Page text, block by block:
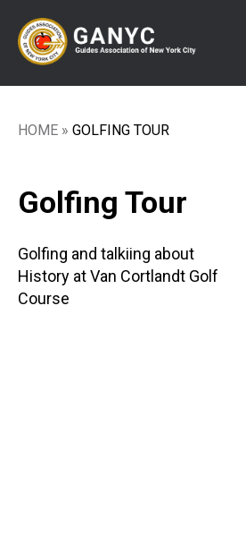
main
content
Breadcrumb
HOME GOLFING TOUR
Golfing Tour
Golfing and talkiing about
History at Van Cortlandt Golf
Course